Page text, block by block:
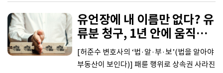
유언장에 내 이름만 없다? 유
류분 청구, 1년 안에 움직여
라
[허준수 변호사의 ‘법·알·부·보’(법을 알아야
부동산이 보인다)] 패륜 행위로 상속권 사라진